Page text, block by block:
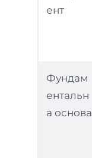
ент
Фундам
ентальн
а основа